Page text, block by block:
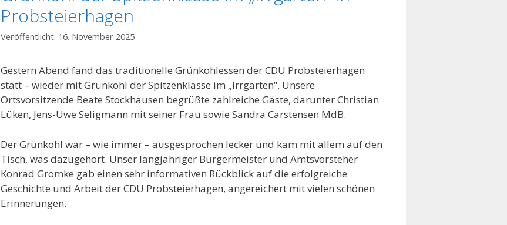
Probsteierhagen
16. November 2025
Gestern Abend fand das traditionelle Grünkohlessen der CDU Probsteierhagen
statt – wieder mit Grünkohl der Spitzenklasse im „Irrgarten“. Unsere
Ortsvorsitzende Beate Stockhausen begrüßte zahlreiche Gäste, darunter Christian
Lüken, Jens-Uwe Seligmann mit seiner Frau sowie Sandra Carstensen MdB.
Der Grünkohl war – wie immer – ausgesprochen lecker und kam mit allem auf den
Tisch, was dazugehört. Unser langjähriger Bürgermeister und Amtsvorsteher
Konrad Gromke gab einen sehr informativen Rückblick auf die erfolgreiche
Geschichte und Arbeit der CDU Probsteierhagen, angereichert mit vielen schönen
Erinnerungen.